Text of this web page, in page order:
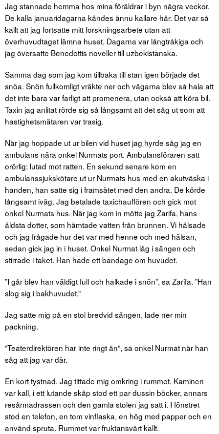
Jag stannade hemma hos mina föräldrar i byn några veckor.
De kalla januaridagarna kändes ännu kallare här. Det var så
kallt att jag fortsatte mitt forskningsarbete utan att
överhuvudtaget lämna huset. Dagarna var långtråkiga och
jag översatte Benedettis noveller till uzbekistanska.
Samma dag som jag kom tillbaka till stan igen började det
snöa. Snön fullkomligt vräkte ner och vägarna blev så hala att
det inte bara var farligt att promenera, utan också att köra bil.
Taxin jag anlitat rörde sig så långsamt att det såg ut som att
hastighetsmätaren var trasig.
När jag hoppade ut ur bilen vid huset jag hyrde såg jag en
ambulans nära onkel Nurmats port. Ambulansföraren satt
orörlig; lutad mot ratten. En sekund senare kom en
ambulanssjukskötare ut ur Nurmats hus med en akutväska i
handen, han satte sig i framsätet med den andra. De körde
långsamt iväg. Jag betalade taxichauffören och gick mot
onkel Nurmats hus. När jag kom in mötte jag Zarifa, hans
äldsta dotter, som hämtade vatten från brunnen. Vi hälsade
och jag frågade hur det var med henne och med hälsan,
sedan gick jag in i huset. Onkel Nurmat låg i sängen och
stirrade i taket. Han hade ett bandage om huvudet.
”I går blev han väldigt full och halkade i snön”, sa Zarifa. ”Han
slog sig i bakhuvudet.”
Jag satte mig på en stol bredvid sängen, lade ner min
packning.
”Teaterdirektören har inte ringt än”, sa onkel Nurmat när han
såg att jag var där.
En kort tystnad. Jag tittade mig omkring i rummet. Kaminen
var kall, i ett lutande skåp stod ett par dussin böcker, annars
resårmadrassen och den gamla stolen jag satt i. I fönstret
stod en telefon, en tom vinflaska, en hög med papper och en
använd spruta. Rummet var fruktansvärt kallt.